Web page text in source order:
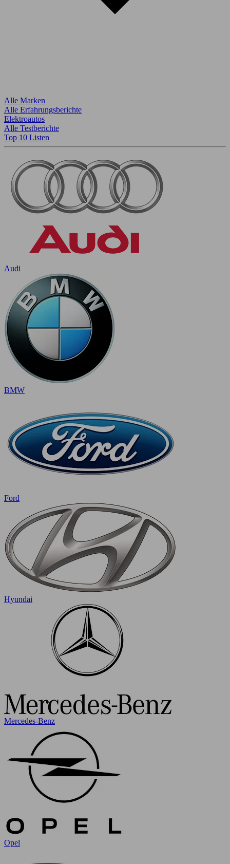
Alle Marken
Alle Erfahrungsberichte
Elektroautos
Alle Testberichte
Top 10 Listen
Audi
BMW
Ford
Hyundai
Mercedes-Benz
Opel